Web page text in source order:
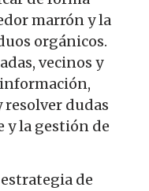
marrón y la
orgánicos.
vecinos y
dudas
y la gestión de
de